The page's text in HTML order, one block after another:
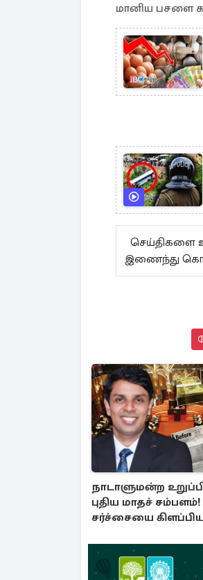
மானிய பசளை
செய்திகளை
இணைந்து
நாடாளுமன்ற
புதிய மாதச் சம்பளம்!
சர்ச்சையை